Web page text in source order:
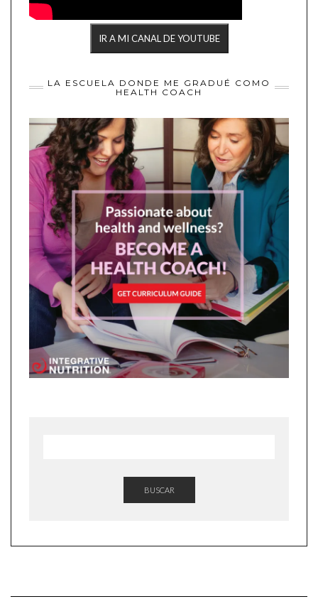
IR A MI CANAL DE YOUTUBE
LA ESCUELA DONDE ME GRADUÉ COMO
HEALTH COACH
BUSCAR